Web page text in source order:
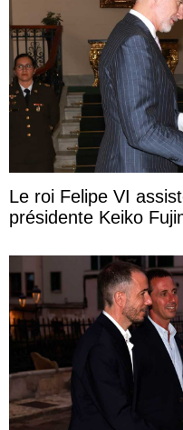
Le roi Felipe VI
présidente Keiko